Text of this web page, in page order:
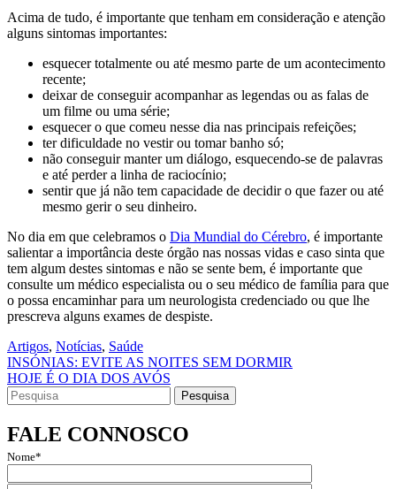
Acima de tudo, é importante que tenham em consideração e atenção
alguns sintomas importantes:
esquecer totalmente ou até mesmo parte de um acontecimento
recente;
deixar de conseguir acompanhar as legendas ou as falas de
um filme ou uma série;
esquecer o que comeu nesse dia nas principais refeições;
ter dificuldade no vestir ou tomar banho só;
não conseguir manter um diálogo, esquecendo-se de palavras
e até perder a linha de raciocínio;
sentir que já não tem capacidade de decidir o que fazer ou até
mesmo gerir o seu dinheiro.
No dia em que celebramos o Dia Mundial do Cérebro, é importante
salientar a importância deste órgão nas nossas vidas e caso sinta que
tem algum destes sintomas e não se sente bem, é importante que
consulte um médico especialista ou o seu médico de família para que
o possa encaminhar para um neurologista credenciado ou que lhe
prescreva alguns exames de despiste.
Artigos, Notícias, Saúde
Navegação
de
artigos
INSÓNIAS: EVITE AS NOITES SEM DORMIR
HOJE É O DIA DOS AVÓS
Search
for:
FALE CONNOSCO
Nome*